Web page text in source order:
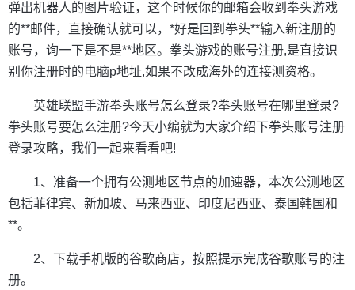
弹出机器人的图片验证，这个时候你的邮箱会收到拳头游戏
的**邮件，直接确认就可以，*好是回到拳头**输入新注册的
账号，询一下是不是**地区。拳头游戏的账号注册,是直接识
别你注册时的电脑p地址,如果不改成海外的连接测资格。
英雄联盟手游拳头账号怎么登录?拳头账号在哪里登录?
拳头账号要怎么注册?今天小编就为大家介绍下拳头账号注册
登录攻略，我们一起来看看吧!
1、准备一个拥有公测地区节点的加速器，本次公测地区
包括菲律宾、新加坡、马来西亚、印度尼西亚、泰国韩国和
**。
2、下载手机版的谷歌商店，按照提示完成谷歌账号的注
册。